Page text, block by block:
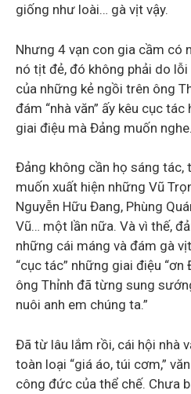
giống như loài… gà vịt vậy.
Nhưng 4 vạn con gia cầm có
nó tịt đẻ, đó không phải do
của những kẻ ngồi trên ông
đám “nhà văn” ấy kêu cục
giai điệu mà Đảng muốn nghe.
Đảng không cần họ sáng tác,
muốn xuất hiện những Vũ
Nguyễn Hữu Đang, Phùng
Vũ… một lần nữa. Và vì thế,
những cái máng và đám gà
“cục tác” những giai điệu “ơn
ông Thỉnh đã từng sung
nuôi anh em chúng ta.”
Đã từ lâu lắm rồi, cái hội nhà
toàn loại “giá áo, túi cơm,”
công đức của thể chế. Chưa